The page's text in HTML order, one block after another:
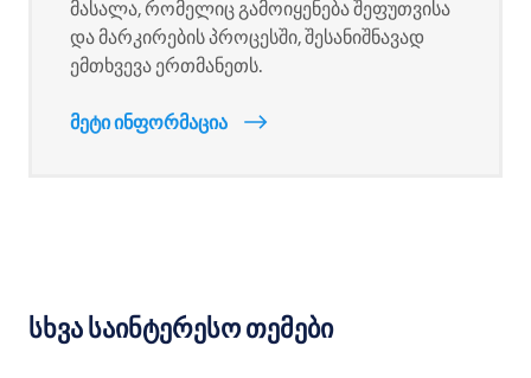
მასალა, რომელიც გამოიყენება შეფუთვისა
და მარკირების პროცესში, შესანიშნავად
ემთხვევა ერთმანეთს.
მეტი ინფორმაცია
სხვა საინტერესო თემები